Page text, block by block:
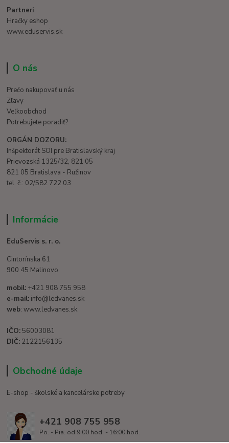
Partneri
Hračky eshop
www.eduservis.sk
O nás
Prečo nakupovať u nás
Zľavy
Veľkoobchod
Potrebujete poradiť?
ORGÁN DOZORU:
Inšpektorát SOI pre Bratislavský kraj
Prievozská 1325/32, 821 05
821 05 Bratislava - Ružinov
tel. č.: 02/582 722 03
Informácie
EduServis s. r. o.
Cintorínska 61
900 45 Malinovo
mobil: +421 908 755 958
e-mail: info@ledvanes.sk
web: www.ledvanes.sk
IČO: 56003081
DIČ: 2122156135
Obchodné údaje
E-shop - školské a kancelárske potreby
+421 908 755 958
Po. - Pia. od 9:00 hod. - 16:00 hod.